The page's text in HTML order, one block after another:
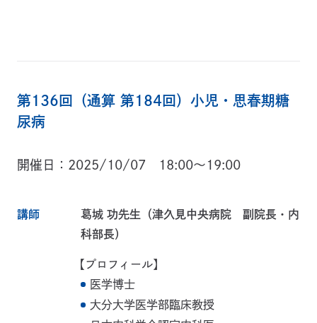
第136回（通算 第184回）小児・思春期糖
尿病
開催日 2025/10/07 18:00～19:00
講師
葛城 功先生（津久見中央病院 副院長・内
科部長）
【プロフィール】
医学博士
大分大学医学部臨床教授